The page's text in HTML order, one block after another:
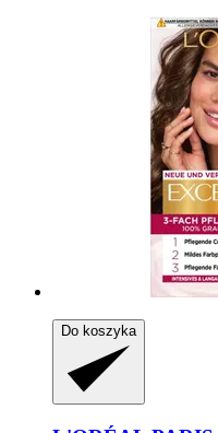
Do koszyka